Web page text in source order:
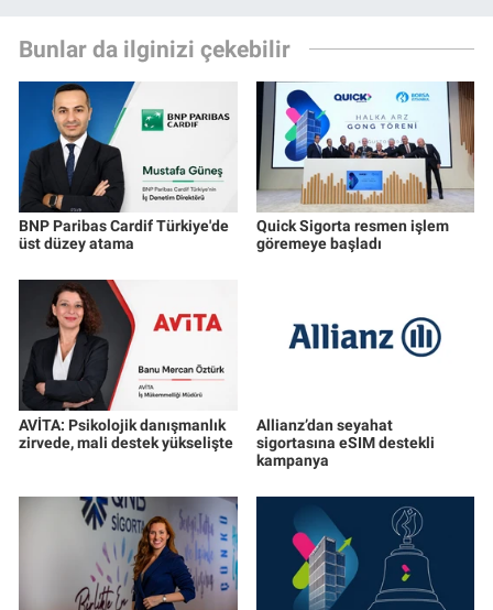
Bunlar da ilginizi çekebilir
BNP Paribas Cardif Türkiye'de
üst düzey atama
Quick Sigorta resmen işlem
göremeye başladı
AVİTA: Psikolojik danışmanlık
zirvede, mali destek yükselişte
Allianz’dan seyahat
sigortasına eSIM destekli
kampanya